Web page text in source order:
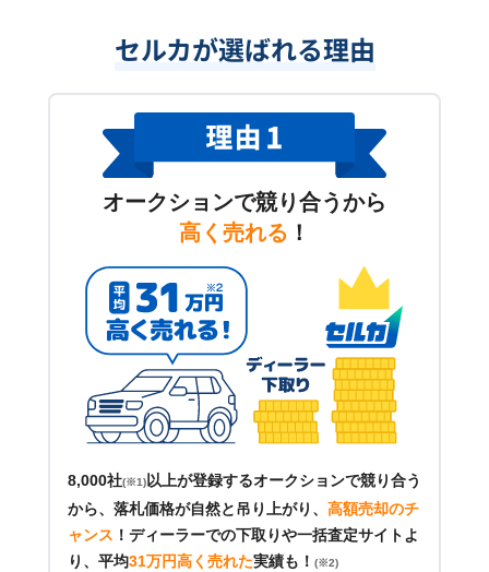
セルカが選ばれる理由
オークションで競り合うから
高く売れる ！
8,000社(※1) 以上が登録するオークションで競り合う
から、落札価格が自然と吊り上がり、 高額売却のチ
ャンス ！ ディーラーでの下取りや一括査定サイトよ
り、平均31万円高く売れた実績も！ (※2)